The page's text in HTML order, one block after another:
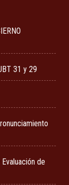
31 y 29
de